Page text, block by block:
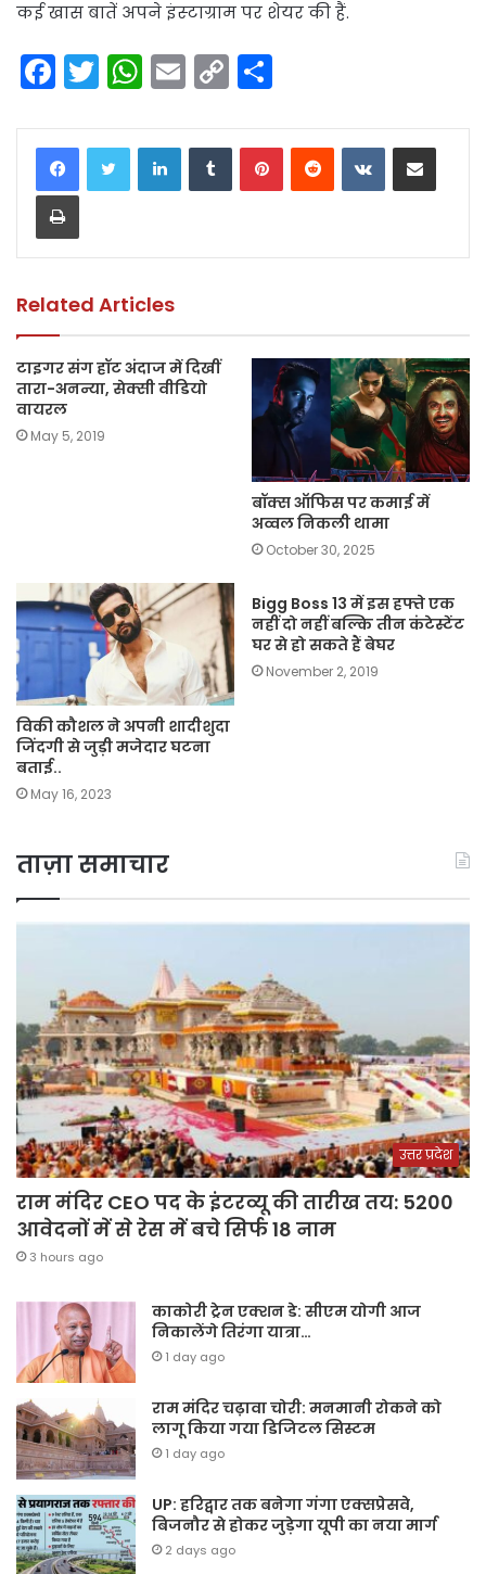
कई खास बातें अपने इंस्‍टाग्राम पर शेयर की हैं.
F
c
e
b
o
k
T
itt
er
W
a
ts
p
E
ai
l
C
p
y
n
ar
e
LinkedInTumblrPinterestReddit VKontakteShare via Email
Print
Related Articles
टाइगर संग हॉट अंदाज में दिखीं
तारा-अनन्या, सेक्सी वीडियो
वायरल
May 5, 2019
बॉक्स ऑफिस पर कमाई में
अव्वल निकली थामा
October 30, 2025
विकी कौशल ने अपनी शादीशुदा
जिंदगी से जुड़ी मजेदार घटना
बताई..
May 16, 2023
Bigg Boss 13 में इस हफ्ते एक
नहीं दो नहीं बल्कि तीन कंटेस्टेंट
घर से हो सकते हैं बेघर
November 2, 2019
ताज़ा समाचार
उत्तर प्रदेश
राम मंदिर CEO पद के इंटरव्यू की तारीख तय: 5200
आवेदनों में से रेस में बचे सिर्फ 18 नाम
3 hours ago
काकोरी ट्रेन एक्शन डे: सीएम योगी आज
निकालेंगे तिरंगा यात्रा…
1 day ago
राम मंदिर चढ़ावा चोरी: मनमानी रोकने को
लागू किया गया डिजिटल सिस्टम
1 day ago
UP: हरिद्वार तक बनेगा गंगा एक्सप्रेसवे,
बिजनौर से होकर जुड़ेगा यूपी का नया मार्ग
2 days ago